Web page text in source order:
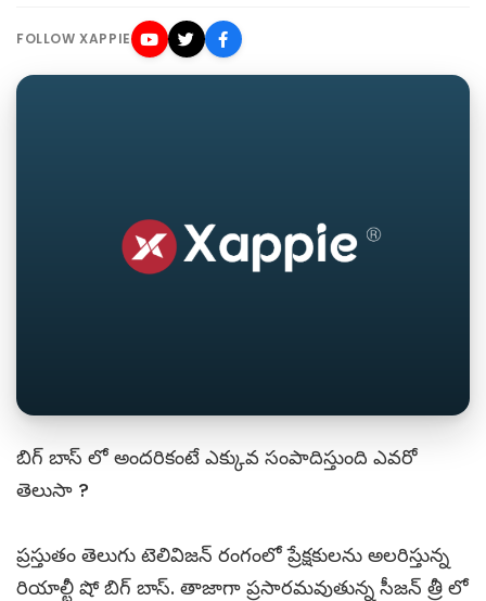
FOLLOW XAPPIE
బిగ్ బాస్ లో అందరికంటే ఎక్కువ సంపాదిస్తుంది ఎవరో
తెలుసా ?
ప్రస్తుతం తెలుగు టెలివిజన్ రంగంలో ప్రేక్షకులను అలరిస్తున్న
రియాల్టీ షో బిగ్ బాస్. తాజాగా ప్రసారమవుతున్న సీజన్ త్రీ లో